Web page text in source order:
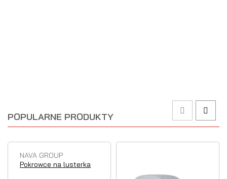
POPULARNE PRODUKTY
NAVA GROUP
Pokrowce na lusterka